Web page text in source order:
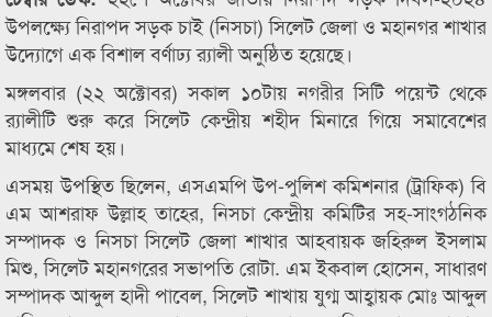
উপলক্ষ্যে নিরাপদ সড়ক চাই (নিসচা) সিলেট জেলা ও মহানগর শাখার
উদ্যোগে এক বিশাল বর্ণাঢ্য র‌্যালী অনুষ্ঠিত হয়েছে।
মঙ্গলবার (২২ অক্টোবর) সকাল ১০টায় নগরীর সিটি পয়েন্ট থেকে
র‌্যালীটি শুরু করে সিলেট কেন্দ্রীয় শহীদ মিনারে গিয়ে সমাবেশের
মাধ্যমে শেষ হয়।
এসময় উপস্থিত ছিলেন, এসএমপি উপ-পুলিশ কমিশনার (ট্রাফিক) বি
এম আশরাফ উল্লাহ তাহের, নিসচা কেন্দ্রীয় কমিটির সহ-সাংগঠনিক
সম্পাদক ও নিসচা সিলেট জেলা শাখার আহবায়ক জহিরুল ইসলাম
মিশু, সিলেট মহানগরের সভাপতি রোটা. এম ইকবাল হোসেন, সাধারণ
সম্পাদক আব্দুল হাদী পাবেল, সিলেট শাখায় যুগ্ম আহ্বায়ক মোঃ আব্দুল